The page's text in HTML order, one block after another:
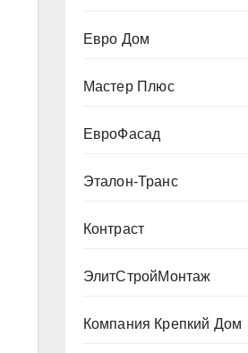
Евро Дом
Мастер Плюс
ЕвроФасад
Эталон-Транс
Контраст
ЭлитСтройМонтаж
Компания Крепкий Дом